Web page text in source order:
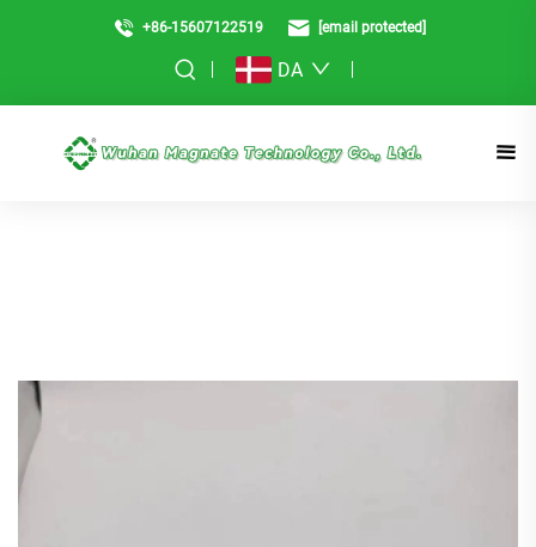
+86-15607122519 [email protected]
DA